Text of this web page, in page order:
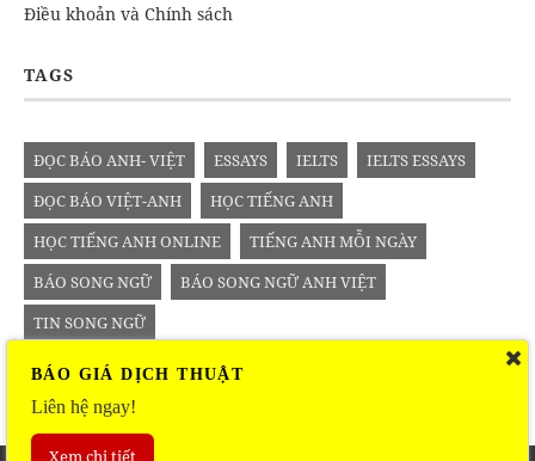
Điều khoản và Chính sách
TAGS
ĐỌC BÁO ANH- VIỆT ESSAYS IELTS
IELTS ESSAYS
ĐỌC BÁO VIỆT-ANH
HỌC TIẾNG ANH
HỌC TIẾNG ANH ONLINE
TIẾNG ANH MỖI NGÀY
BÁO SONG NGỮ
BÁO SONG NGỮ ANH VIỆT
TIN SONG NGỮ
BÁO GIÁ DỊCH THUẬT
Liên hệ ngay!
Xem chi tiết